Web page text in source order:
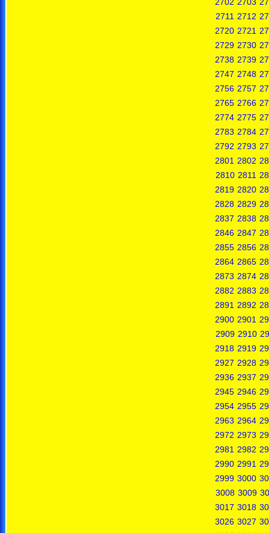
2711 2712
2720 2721
2729 2730
2738 2739
2747 2748
2756 2757
2765 2766
2774 2775
2783 2784
2792 2793
2801 2802
2810 2811
2819 2820
2828 2829
2837 2838
2846 2847
2855 2856
2864 2865
2873 2874
2882 2883
2891 2892
2900 2901
2909 2910
2918 2919
2927 2928
2936 2937
2945 2946
2954 2955
2963 2964
2972 2973
2981 2982
2990 2991
2999 3000
3008 3009
3017 3018
3026 3027